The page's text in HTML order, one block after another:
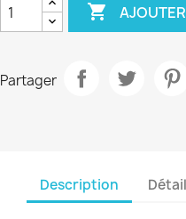

Partager
Description